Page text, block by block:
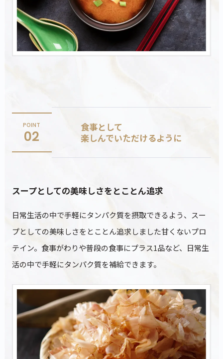
POINT
02
食事として
楽しんでいただけるように
スープとしての美味しさをとことん追求
日常生活の中で手軽にタンパク質を摂取できるよう、スー
プとしての美味しさをとことん追求しました甘くないプロ
テイン。食事がわりや普段の食事にプラス1品など、日常生
活の中で手軽にタンパク質を補給できます。